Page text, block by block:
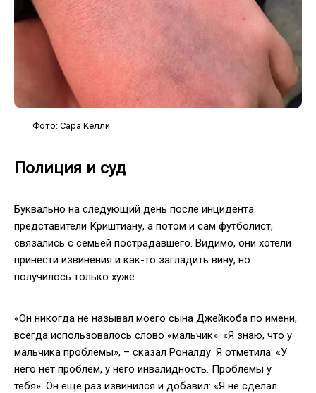
Фото: Сара Келли
Полиция и суд
Буквально на следующий день после инцидента
представители Криштиану, а потом и сам футболист,
связались с семьей пострадавшего. Видимо, они хотели
принести извинения и как-то загладить вину, но
получилось только хуже:
«Он никогда не называл моего сына Джейкоба по имени,
всегда использовалось слово «мальчик». «Я знаю, что у
мальчика проблемы», – сказал Роналду. Я отметила: «У
него нет проблем, у него инвалидность. Проблемы у
тебя». Он еще раз извинился и добавил: «Я не сделал